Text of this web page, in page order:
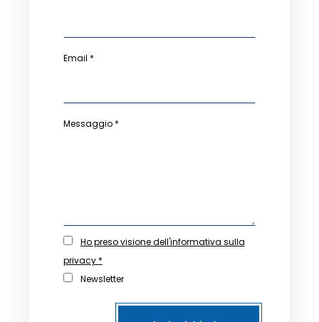
Email *
Messaggio *
Ho preso visione dell'informativa sulla
privacy *
Newsletter